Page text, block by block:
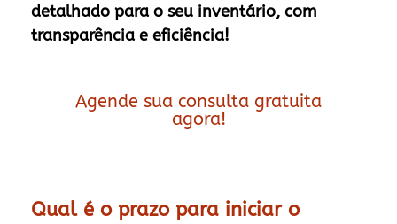
detalhado para o seu inventário, com
transparência e eficiência!
Agende sua consulta gratuita
agora!
Qual é o prazo para iniciar o